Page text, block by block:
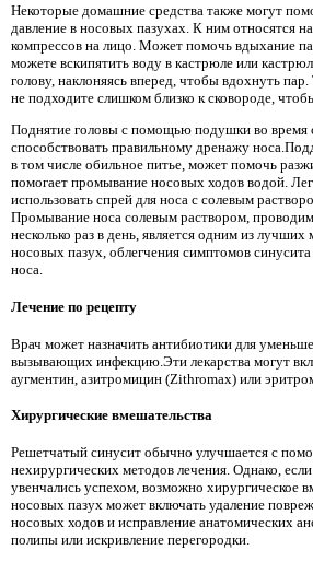
Некоторые домашние средства также могут
давление в носовых пазухах. К ним относятся
компрессов на лицо. Может помочь вдыхание
можете вскипятить воду в кастрюле или
голову, наклоняясь вперед, чтобы вдохнуть
не подходите слишком близко к сковороде,
Поднятие головы с помощью подушки во время
способствовать правильному дренажу
в том числе обильное питье, может помочь
помогает промывание носовых ходов водой.
использовать спрей для носа с солевым
Промывание носа солевым раствором,
несколько раз в день, является одним из
носовых пазух, облегчения симптомов
носа.
Лечение по рецепту
Врач может назначить антибиотики для
вызывающих инфекцию.Эти лекарства могут
аугментин, азитромицин (Zithromax) или
Хирургические вмешательства
Решетчатый синусит обычно улучшается с
нехирургических методов лечения. Однако,
увенчались успехом, возможно хирургическое
носовых пазух может включать удаление
носовых ходов и исправление анатомических
полипы или искривление перегородки.